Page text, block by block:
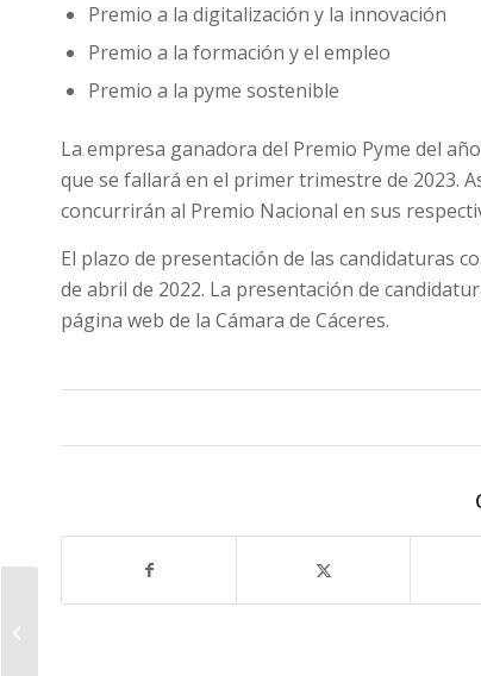
Premio a la digitalización y la innovación
Premio a la formación y el empleo
Premio a la pyme sostenible
La empresa ganadora del Premio Pyme del
que se fallará en el primer trimestre de 2023.
concurrirán al Premio Nacional en sus
El plazo de presentación de las candidaturas
de abril de 2022. La presentación de
página web de la Cámara de Cáceres.